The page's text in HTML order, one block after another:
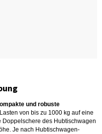
und robuste
von bis zu 1000 kg auf eine
des Hubtischwagen
Je nach Hubtischwagen-